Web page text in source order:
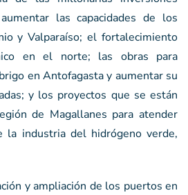
las capacidades de los
y Valparaíso; el fortalecimiento
en el norte; las obras para
en Antofagasta y aumentar su
y los proyectos que se están
de Magallanes para atender
la industria del hidrógeno verde,
y ampliación de los puertos en